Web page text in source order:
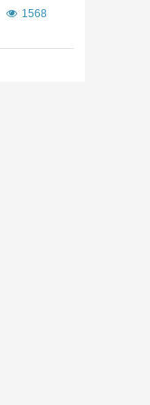
1568